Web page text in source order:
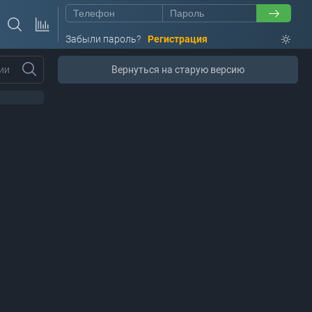
Забыли пароль? Регистрация
Вернуться на старую версию